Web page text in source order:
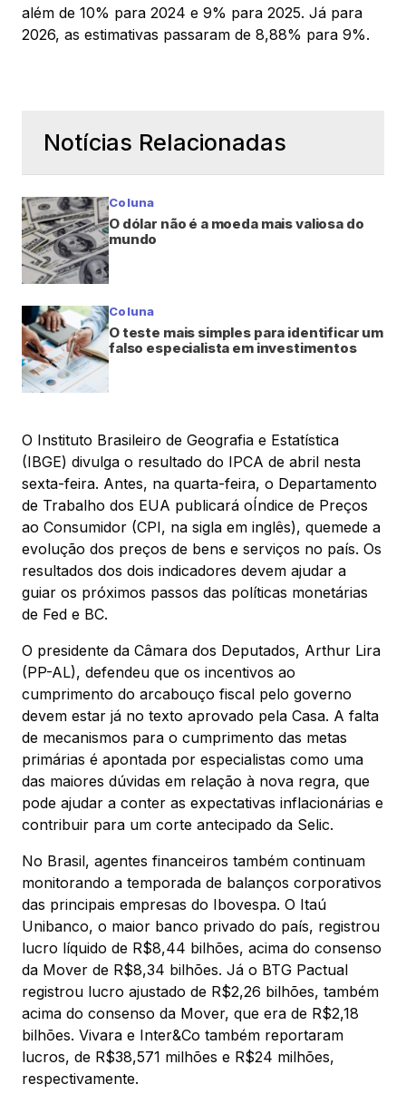
além de 10% para 2024 e 9% para 2025. Já para
2026, as estimativas passaram de 8,88% para 9%.
Notícias Relacionadas
Coluna
O dólar não é a moeda mais valiosa do
mundo
Coluna
O teste mais simples para identificar um
falso especialista em investimentos
O Instituto Brasileiro de Geografia e Estatística
(IBGE) divulga o resultado do IPCA de abril nesta
sexta-feira. Antes, na quarta-feira, o Departamento
de Trabalho dos EUA publicará oÍndice de Preços
ao Consumidor (CPI, na sigla em inglês), quemede a
evolução dos preços de bens e serviços no país. Os
resultados dos dois indicadores devem ajudar a
guiar os próximos passos das políticas monetárias
de Fed e BC.
O presidente da Câmara dos Deputados, Arthur Lira
(PP-AL), defendeu que os incentivos ao
cumprimento do arcabouço fiscal pelo governo
devem estar já no texto aprovado pela Casa. A falta
de mecanismos para o cumprimento das metas
primárias é apontada por especialistas como uma
das maiores dúvidas em relação à nova regra, que
pode ajudar a conter as expectativas inflacionárias e
contribuir para um corte antecipado da Selic.
No Brasil, agentes financeiros também continuam
monitorando a temporada de balanços corporativos
das principais empresas do Ibovespa. O Itaú
Unibanco, o maior banco privado do país, registrou
lucro líquido de R$8,44 bilhões, acima do consenso
da Mover de R$8,34 bilhões. Já o BTG Pactual
registrou lucro ajustado de R$2,26 bilhões, também
acima do consenso da Mover, que era de R$2,18
bilhões. Vivara e Inter&Co também reportaram
lucros, de R$38,571 milhões e R$24 milhões,
respectivamente.